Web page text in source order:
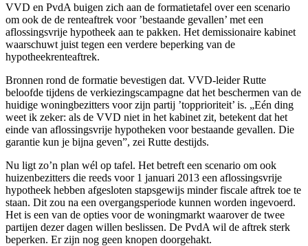
VVD en PvdA buigen zich aan de formatietafel over een scenario
om ook de de renteaftrek voor ’bestaande gevallen’ met een
aflossingsvrije hypotheek aan te pakken. Het demissionaire kabinet
waarschuwt juist tegen een verdere beperking van de
hypotheekrenteaftrek.
Bronnen rond de formatie bevestigen dat. VVD-leider Rutte
beloofde tijdens de verkiezingscampagne dat het beschermen van de
huidige woningbezitters voor zijn partij ’topprioriteit’ is. „Eén ding
weet ik zeker: als de VVD niet in het kabinet zit, betekent dat het
einde van aflossingsvrije hypotheken voor bestaande gevallen. Die
garantie kun je bijna geven”, zei Rutte destijds.
Nu ligt zo’n plan wél op tafel. Het betreft een scenario om ook
huizenbezitters die reeds voor 1 januari 2013 een aflossingsvrije
hypotheek hebben afgesloten stapsgewijs minder fiscale aftrek toe te
staan. Dit zou na een overgangsperiode kunnen worden ingevoerd.
Het is een van de opties voor de woningmarkt waarover de twee
partijen dezer dagen willen beslissen. De PvdA wil de aftrek sterk
beperken. Er zijn nog geen knopen doorgehakt.